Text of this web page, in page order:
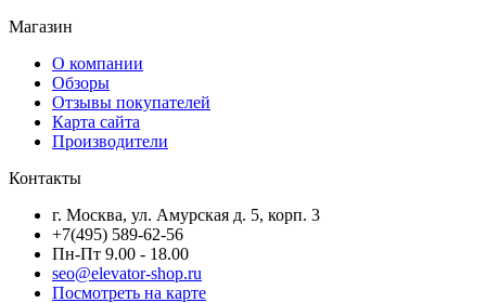
Магазин
О компании
Обзоры
Отзывы покупателей
Карта сайта
Производители
Контакты
г. Москва, ул. Амурская д. 5, корп. 3
+7(495) 589-62-56
Пн-Пт 9.00 - 18.00
seo@elevator-shop.ru
Посмотреть на карте